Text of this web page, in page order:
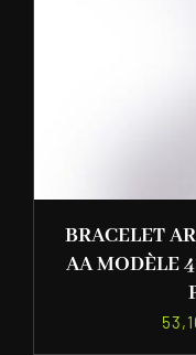
BRACELET
AA MODÈLE